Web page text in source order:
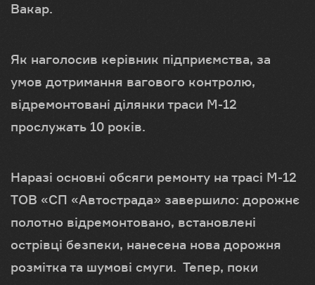
Вакар.
Як наголосив керівник підприємства, за
умов дотримання вагового контролю,
відремонтовані ділянки траси М-12
прослужать 10 років.
Наразі основні обсяги ремонту на трасі М-12
ТОВ «СП «Автострада» завершило: дорожнє
полотно відремонтовано, встановлені
острівці безпеки, нанесена нова дорожня
розмітка та шумові смуги. Тепер, поки